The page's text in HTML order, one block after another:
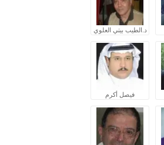
د.الطيب بيتي العلوي
فيصل أكرم